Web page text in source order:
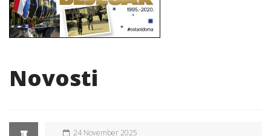
Novosti
24 November 2025